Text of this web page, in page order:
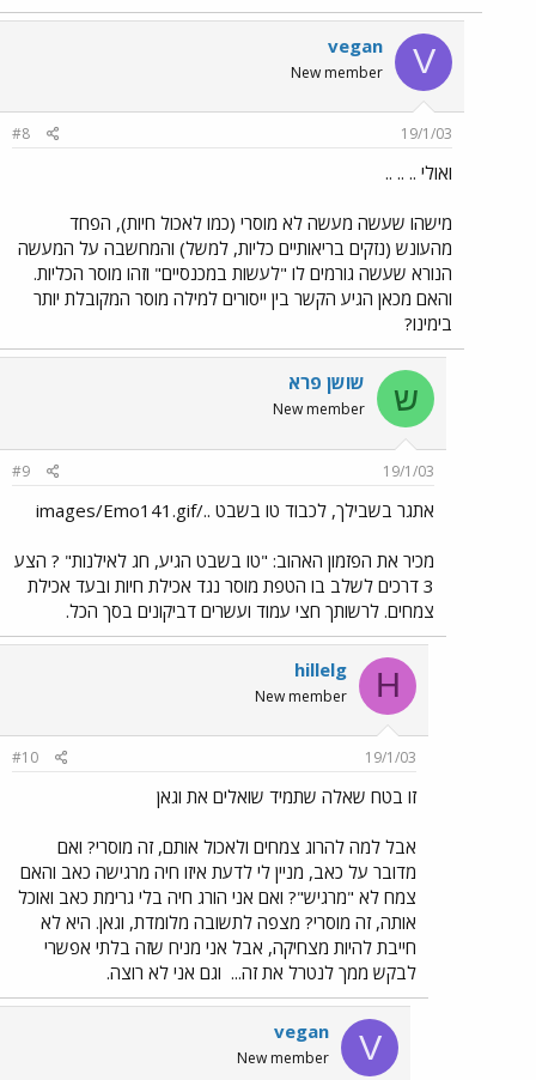
V
vegan
New member
19/1/03
#8
ואולי .. .. ..
מישהו שעשה מעשה לא מוסרי (כמו לאכול חיות), הפחד
מהעונש (נזקים בריאותיים כליות, למשל) והמחשבה על המעשה
הנורא שעשה גורמים לו "לעשות במכנסיים" וזהו מוסר הכליות.
והאם מכאן הגיע הקשר בין ייסורים למילה מוסר המקובלת יותר
בימינו?
ש שושן פרא
New member
19/1/03
#9
אתגר בשבילך, לכבוד טו בשבט ../images/Emo141.gif
מכיר את הפזמון האהוב: "טו בשבט הגיע, חג לאילנות" ? הצע
3 דרכים לשלב בו הטפת מוסר נגד אכילת חיות ובעד אכילת
צמחים. לרשותך חצי עמוד ועשרים דביקונים בסך הכל.
H
hillelg
New member
19/1/03
#10
זו בטח שאלה שתמיד שואלים את וגאן
אבל למה להרוג צמחים ולאכול אותם, זה מוסרי? ואם
מדובר על כאב, מניין לי לדעת איזו חיה מרגישה כאב והאם
צמח לא "מרגיש"? ואם אני הורג חיה בלי גרימת כאב ואוכל
אותה, זה מוסרי? מצפה לתשובה מלומדת, וגאן. היא לא
חייבת להיות מצחיקה, אבל אני מניח שזה בלתי אפשרי
לבקש ממך לנטרל את זה... וגם אני לא רוצה.
V
vegan
New member